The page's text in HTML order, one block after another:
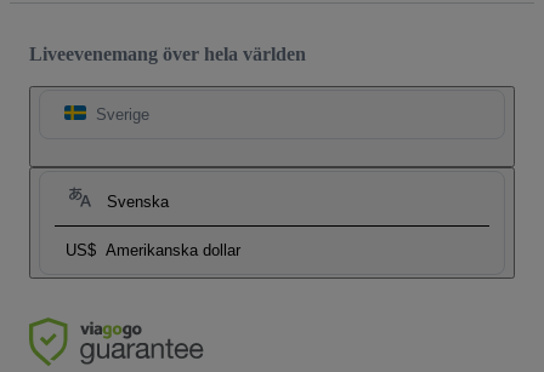
Liveevenemang över hela världen
Sverige
Svenska
US$ Amerikanska dollar